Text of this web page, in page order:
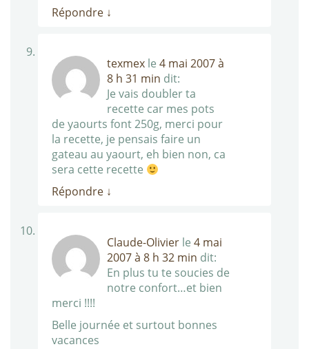
Répondre ↓
texmex le 4 mai 2007 à
8 h 31 min dit:
Je vais doubler ta
recette car mes pots
de yaourts font 250g, merci pour
la recette, je pensais faire un
gateau au yaourt, eh bien non, ca
sera cette recette
Répondre ↓
Claude-Olivier le 4 mai
2007 à 8 h 32 min dit:
En plus tu te soucies de
notre confort…et bien
merci !!!!
Belle journée et surtout bonnes
vacances